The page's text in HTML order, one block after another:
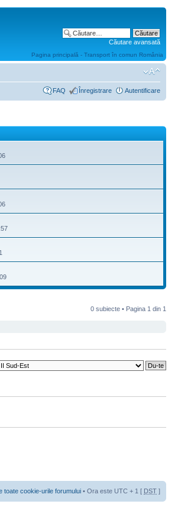
Căutare avansată
Pagina principală - Transport în comun România
FAQ Înregistrare Autentificare
0 subiecte • Pagina 1 din 1
toate cookie-urile forumului • Ora este UTC + 1 [ DST ]